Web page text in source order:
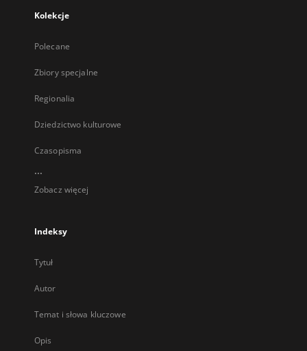
Kolekcje
Polecane
Zbiory specjalne
Regionalia
Dziedzictwo kulturowe
Czasopisma
...
Zobacz więcej
Indeksy
Tytuł
Autor
Temat i słowa kluczowe
Opis